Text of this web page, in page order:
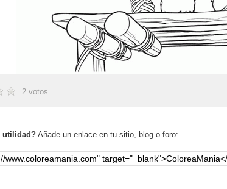
2 votos
utilidad? Añade un enlace en tu sitio, blog o foro: